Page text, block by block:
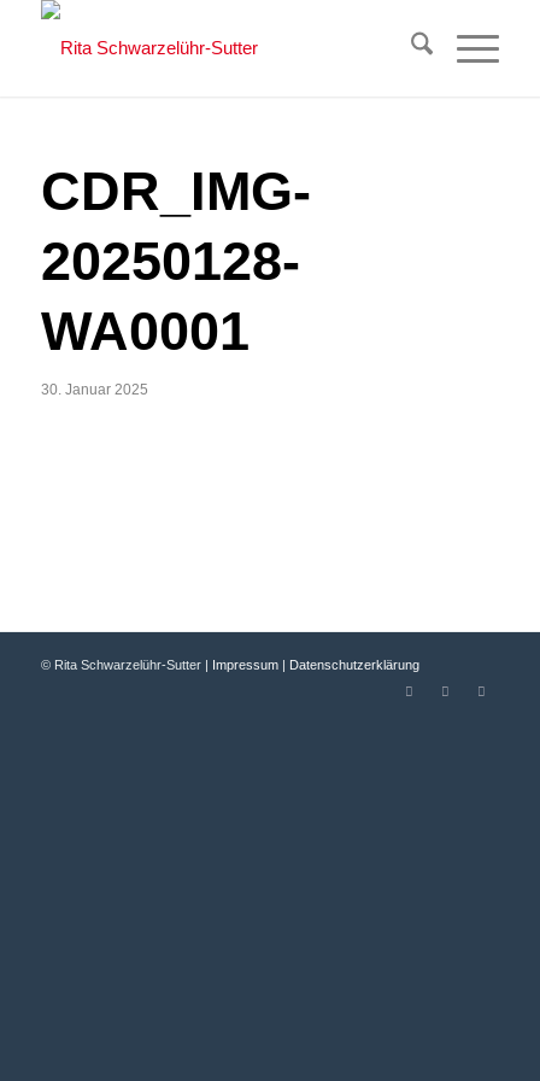
CDR_IMG-
20250128-
WA0001
30. Januar 2025
© Rita Schwarzelühr-Sutter | Impressum| Datenschutzerklärung